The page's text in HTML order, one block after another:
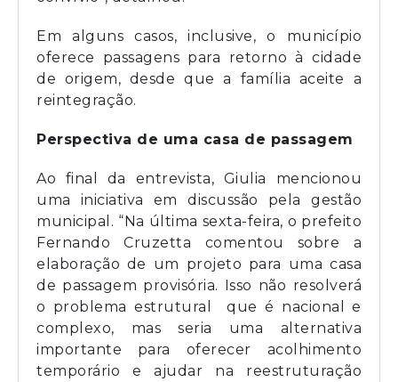
Em alguns casos, inclusive, o município
oferece passagens para retorno à cidade
de origem, desde que a família aceite a
reintegração.
Perspectiva de uma casa de passagem
Ao final da entrevista, Giulia mencionou
uma iniciativa em discussão pela gestão
municipal. “Na última sexta-feira, o prefeito
Fernando Cruzetta comentou sobre a
elaboração de um projeto para uma casa
de passagem provisória. Isso não resolverá
o problema estrutural que é nacional e
complexo, mas seria uma alternativa
importante para oferecer acolhimento
temporário e ajudar na reestruturação